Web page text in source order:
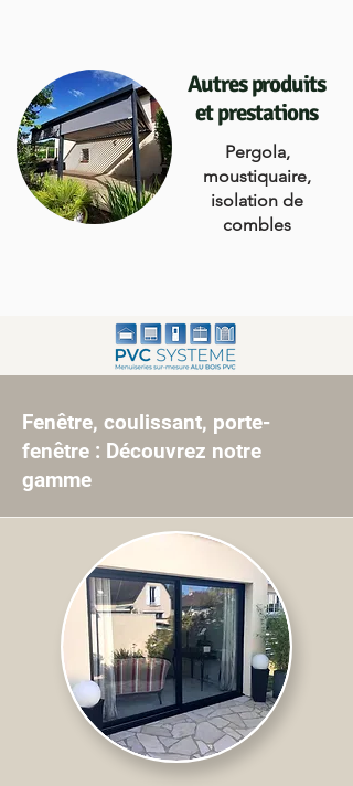
Autres produits
et prestations
Pergola,
moustiquaire,
isolation de
combles
Fenêtre, coulissant, porte-
fenêtre : Découvrez notre
gamme